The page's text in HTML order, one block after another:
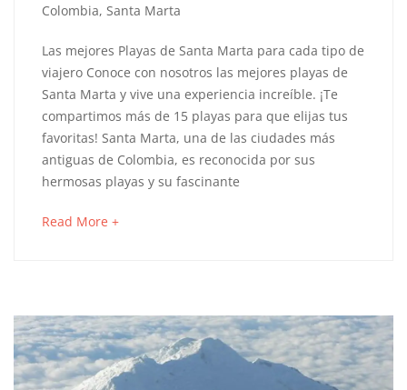
23,
Colombia, Santa Marta
TODAS
LAS
PLAYAS
DE
SANTA
octubre
23,
2024
2024-
Las mejores Playas de Santa Marta para cada tipo de
viajero Conoce con nosotros las mejores playas de
Santa Marta y vive una experiencia increíble. ¡Te
compartimos más de 15 playas para que elijas tus
favoritas! Santa Marta, una de las ciudades más
antiguas de Colombia, es reconocida por sus
hermosas playas y su fascinante
Read More +about
read